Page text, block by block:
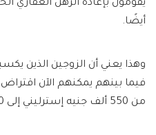
يقومون بإعادة الرهن العقاري
أيضًا.
من 550 ألف جنيه إسترليني إلى 600 ألف جنيه إسترليني.